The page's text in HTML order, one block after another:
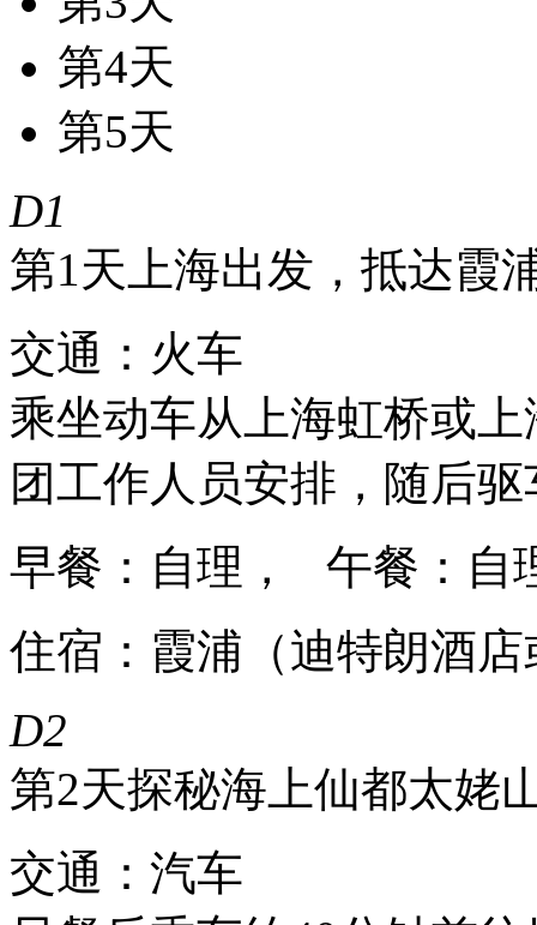
第4天
第5天
D1
第1天 上海出发，抵达霞
交通：火车
乘坐动车从上海虹桥或
团工作人员安排，随后
早餐：自理， 午餐：自
住宿：霞浦（迪特朗酒
D2
第2天探秘海上仙都太姥
交通：汽车